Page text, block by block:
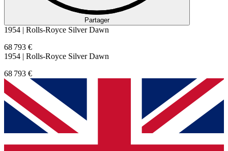
Partager
1954 | Rolls-Royce Silver Dawn
68 793 €
1954 | Rolls-Royce Silver Dawn
68 793 €